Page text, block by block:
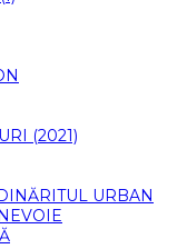
(2021)
URBAN